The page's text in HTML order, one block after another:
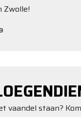
Zwolle!
vaandel staan?